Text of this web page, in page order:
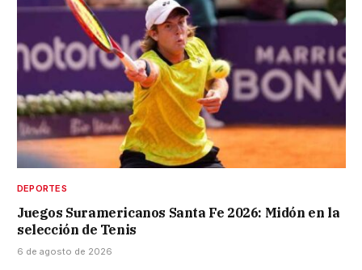
DEPORTES
Juegos Suramericanos Santa Fe 2026: Midón en la
selección de Tenis
6 de agosto de 2026